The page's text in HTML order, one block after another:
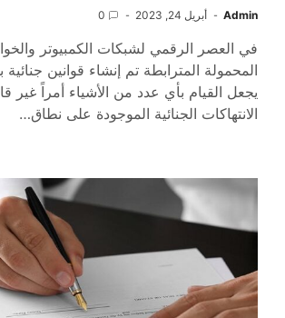
Admin أبريل 24, 2023 0
في العصر الرقمي لشبكات الكمبيوتر
المحمولة المترابطة تم إنشاء قوانين
يجعل القيام بأي عدد من الأشياء أمراً غير
الانتهاكات الجنائية الموجودة على نطاق…